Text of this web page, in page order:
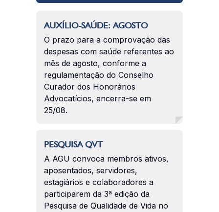
AUXÍLIO-SAÚDE: AGOSTO
O prazo para a comprovação das
despesas com saúde referentes ao
mês de agosto, conforme a
regulamentação do Conselho
Curador dos Honorários
Advocatícios, encerra-se em
25/08.
PESQUISA QVT
A AGU convoca membros ativos,
aposentados, servidores,
estagiários e colaboradores a
participarem da 3ª edição da
Pesquisa de Qualidade de Vida no